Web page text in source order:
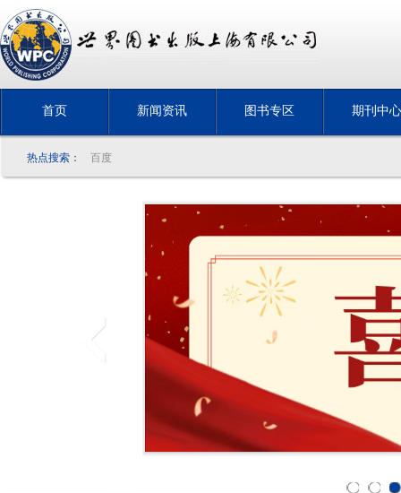
首页 新闻资讯 图书专区 期刊中心
热点搜索： 百度